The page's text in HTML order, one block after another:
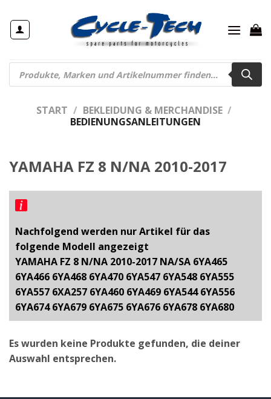
Inhalt
springen
Products
search
START / BEKLEIDUNG & MERCHANDISE /
BEDIENUNGSANLEITUNGEN
YAMAHA FZ 8 N/NA 2010-2017
Nachfolgend werden nur Artikel für das
folgende Modell angezeigt
YAMAHA FZ 8 N/NA 2010-2017 NA/SA 6YA465
6YA466 6YA468 6YA470 6YA547 6YA548 6YA555
6YA557 6XA257 6YA460 6YA469 6YA544 6YA556
6YA674 6YA679 6YA675 6YA676 6YA678 6YA680
Es wurden keine Produkte gefunden, die deiner
Auswahl entsprechen.